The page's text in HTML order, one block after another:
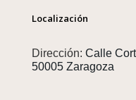
Localización
Dirección: Calle
50005 Zaragoza